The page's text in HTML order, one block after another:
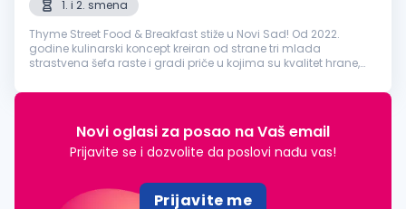
1. i 2. smena
Thyme Street Food & Breakfast stiže u Novi Sad! Od 2022.
godine kulinarski koncept kreiran od strane tri mlada
strastvena šefa raste i gradi priče u kojima su kvalitet hrane,
kreativnim street f...
Novi oglasi za posao na Vaš email
Prijavite se i dozvolite da poslovi nađu vas!
Prijavite me